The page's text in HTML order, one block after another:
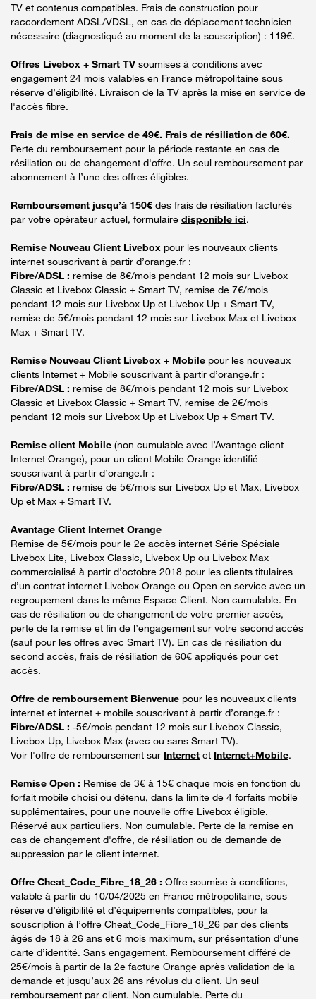
TV et contenus compatibles. Frais de construction pour
raccordement ADSL/VDSL, en cas de déplacement technicien
nécessaire (diagnostiqué au moment de la souscription) : 119€.
Offres Livebox + Smart TV soumises à conditions avec
engagement 24 mois valables en France métropolitaine sous
réserve d’éligibilité. Livraison de la TV après la mise en service de
l'accès fibre.
Frais de mise en service de 49€. Frais de résiliation de 60€.
Perte du remboursement pour la période restante en cas de
résiliation ou de changement d'offre. Un seul remboursement par
abonnement à l’une des offres éligibles.
Remboursement jusqu’à 150€ des frais de résiliation facturés
par votre opérateur actuel, formulaire disponible ici.
Remise Nouveau Client Livebox pour les nouveaux clients
internet souscrivant à partir d’orange.fr :
Fibre/ADSL : remise de 8€/mois pendant 12 mois sur Livebox
Classic et Livebox Classic + Smart TV, remise de 7€/mois
pendant 12 mois sur Livebox Up et Livebox Up + Smart TV,
remise de 5€/mois pendant 12 mois sur Livebox Max et Livebox
Max + Smart TV.
Remise Nouveau Client Livebox + Mobile pour les nouveaux
clients Internet + Mobile souscrivant à partir d’orange.fr :
Fibre/ADSL : remise de 8€/mois pendant 12 mois sur Livebox
Classic et Livebox Classic + Smart TV, remise de 2€/mois
pendant 12 mois sur Livebox Up et Livebox Up + Smart TV.
Remise client Mobile (non cumulable avec l’Avantage client
Internet Orange), pour un client Mobile Orange identifié
souscrivant à partir d’orange.fr :
Fibre/ADSL : remise de 5€/mois sur Livebox Up et Max, Livebox
Up et Max + Smart TV.
Avantage Client Internet Orange
Remise de 5€/mois pour le 2e accès internet Série Spéciale
Livebox Lite, Livebox Classic, Livebox Up ou Livebox Max
commercialisé à partir d’octobre 2018 pour les clients titulaires
d’un contrat internet Livebox Orange ou Open en service avec un
regroupement dans le même Espace Client. Non cumulable. En
cas de résiliation ou de changement de votre premier accès,
perte de la remise et fin de l’engagement sur votre second accès
(sauf pour les offres avec Smart TV). En cas de résiliation du
second accès, frais de résiliation de 60€ appliqués pour cet
accès.
Offre de remboursement Bienvenue pour les nouveaux clients
internet et internet + mobile souscrivant à partir d’orange.fr :
Fibre/ADSL : -5€/mois pendant 12 mois sur Livebox Classic,
Livebox Up, Livebox Max (avec ou sans Smart TV).
Voir l'offre de remboursement sur Internet et Internet+Mobile.
Remise Open : Remise de 3€ à 15€ chaque mois en fonction du
forfait mobile choisi ou détenu, dans la limite de 4 forfaits mobile
supplémentaires, pour une nouvelle offre Livebox éligible.
Réservé aux particuliers. Non cumulable. Perte de la remise en
cas de changement d'offre, de résiliation ou de demande de
suppression par le client internet.
Offre Cheat_Code_Fibre_18_26 : Offre soumise à conditions,
valable à partir du 10/04/2025 en France métropolitaine, sous
réserve d’éligibilité et d’équipements compatibles, pour la
souscription à l’offre Cheat_Code_Fibre_18_26 par des clients
âgés de 18 à 26 ans et 6 mois maximum, sur présentation d’une
carte d’identité. Sans engagement. Remboursement différé de
25€/mois à partir de la 2e facture Orange après validation de la
demande et jusqu’aux 26 ans révolus du client. Un seul
remboursement par client. Non cumulable. Perte du